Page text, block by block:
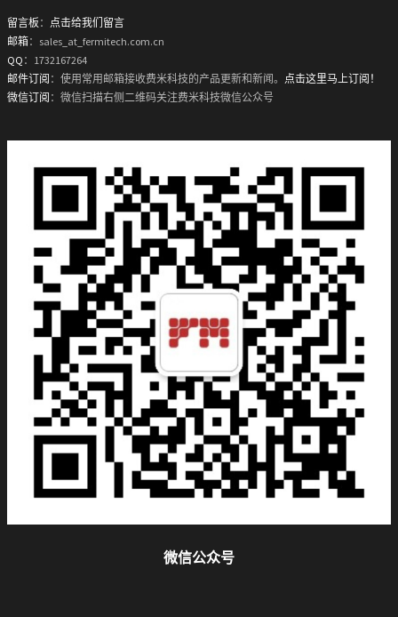
留言板 ： 点击给我们留言
邮箱：sales_at_fermitech.com.cn
QQ ：1732167264
邮件订阅 ：使用常用邮箱接收费米科技的产品更新和新闻。 点击这里马上订阅！
微信订阅 ：微信扫描右侧二维码关注费米科技微信公众号
微信公众号